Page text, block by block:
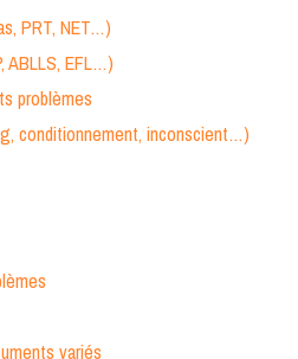
PRT, NET…)
ABLLS, EFL…)
problèmes
conditionnement, inconscient…)
variés